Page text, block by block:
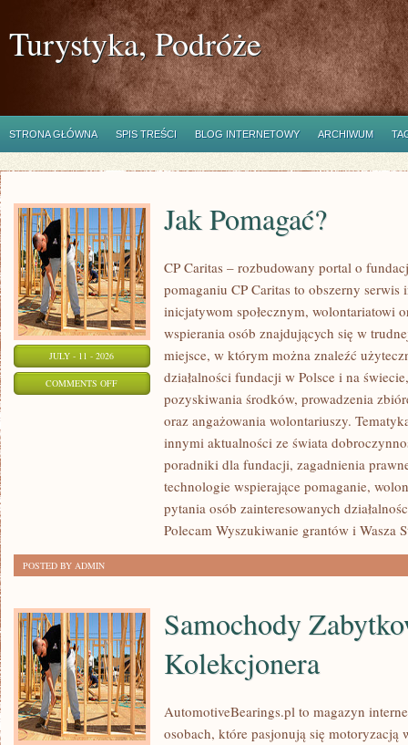
Turystyka, Podróże
STRONA GŁÓWNA SPIS TREŚCI BLOG INTERNETOWY ARCHIWUM
JULY - 11 - 2026
COMMENTS OFFON
POMAGAĆ?
Jak Pomagać?
CP Caritas – rozbudowany portal o
pomaganiu CP Caritas to obszerny
inicjatywom społecznym, wolontariatowi
wspierania osób znajdujących się w
miejsce, w którym można znaleźć
działalności fundacji w Polsce i na
pozyskiwania środków, prowadzenia
oraz angażowania wolontariuszy.
innymi aktualności ze świata
poradniki dla fundacji, zagadnienia
technologie wspierające pomaganie,
pytania osób zainteresowanych
Polecam Wyszukiwanie grantów i Wasza
POSTED BY ADMIN
Samochody
Kolekcjonera
AutomotiveBearings.pl to magazyn
osobach, które pasjonują się motoryzacją